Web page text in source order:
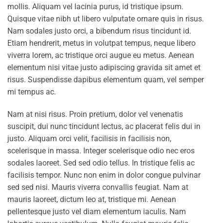
mollis. Aliquam vel lacinia purus, id tristique ipsum.
Quisque vitae nibh ut libero vulputate ornare quis in risus.
Nam sodales justo orci, a bibendum risus tincidunt id.
Etiam hendrerit, metus in volutpat tempus, neque libero
viverra lorem, ac tristique orci augue eu metus. Aenean
elementum nisi vitae justo adipiscing gravida sit amet et
risus. Suspendisse dapibus elementum quam, vel semper
mi tempus ac.
Nam at nisi risus. Proin pretium, dolor vel venenatis
suscipit, dui nunc tincidunt lectus, ac placerat felis dui in
justo. Aliquam orci velit, facilisis in facilisis non,
scelerisque in massa. Integer scelerisque odio nec eros
sodales laoreet. Sed sed odio tellus. In tristique felis ac
facilisis tempor. Nunc non enim in dolor congue pulvinar
sed sed nisi. Mauris viverra convallis feugiat. Nam at
mauris laoreet, dictum leo at, tristique mi. Aenean
pellentesque justo vel diam elementum iaculis. Nam